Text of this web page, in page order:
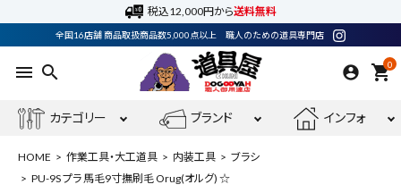
税込12,000円から送料無料
全国16店舗 商品取扱商品数5,000点以上 職人のための道具専門店
menu search 0
shopping_cart
カテゴリー ブランド インフォ
HOME 作業工具・大工道具 内装工具
ブラシ
PU-9S プラ 馬毛9寸撫刷毛 Orug(オルグ) ☆